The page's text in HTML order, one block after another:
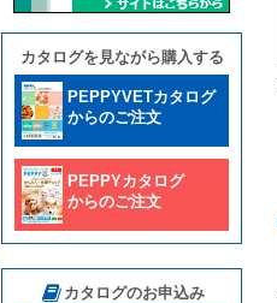
カタログを見ながら購入する
PEPPYVETカタログ
からのご注文
PEPPYカタログ
からのご注文
カタログのお申込み